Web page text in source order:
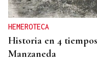
HEMEROTECA
Historia en 4
Manzaneda